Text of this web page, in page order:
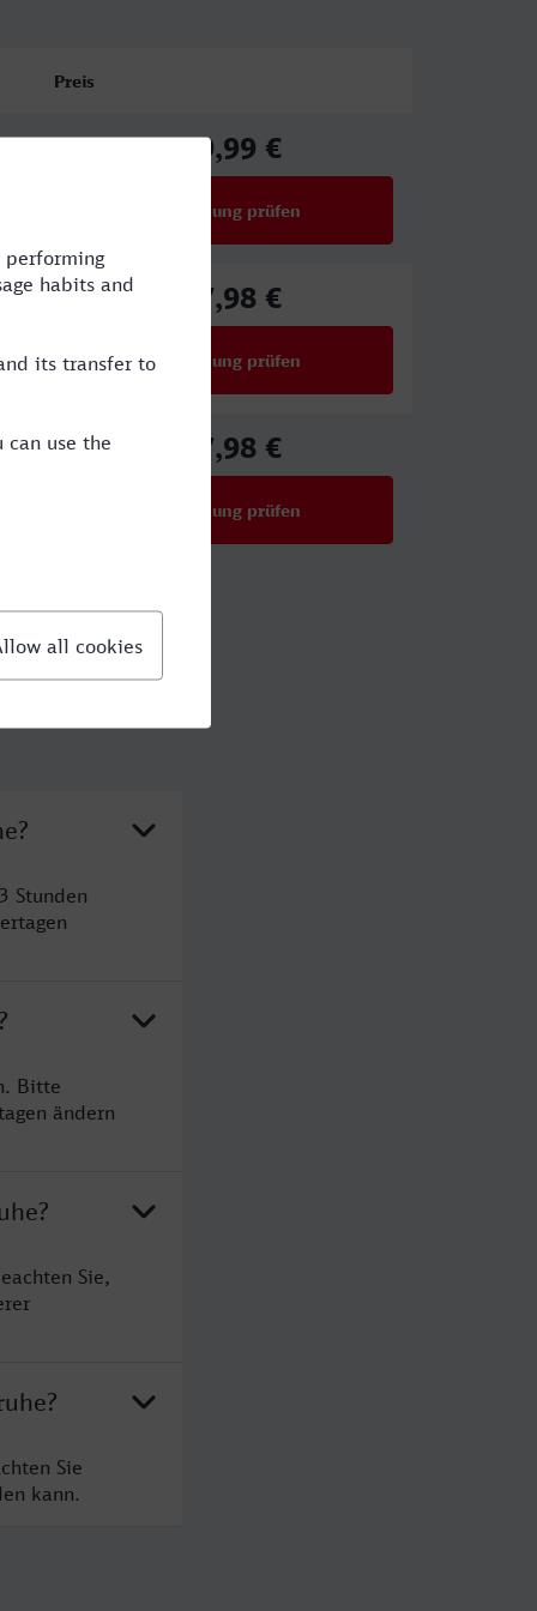
Preis
39,99 €
Verbindung prüfen
17,98 €
Verbindung prüfen
67,98 €
Verbindung prüfen
Stunden
Bitte
ändern
Sie,
Sie
kann.